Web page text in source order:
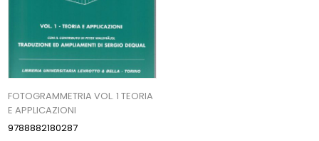
FOTOGRAMMETRIA VOL. 1 TEORIA
E APPLICAZIONI
9788882180287